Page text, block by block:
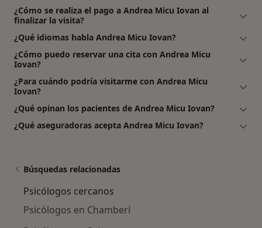
¿Cómo se realiza el pago a Andrea Micu Iovan al
finalizar la visita?
¿Qué idiomas habla Andrea Micu Iovan?
¿Cómo puedo reservar una cita con Andrea Micu
Iovan?
¿Para cuándo podría visitarme con Andrea Micu
Iovan?
¿Qué opinan los pacientes de Andrea Micu Iovan?
¿Qué aseguradoras acepta Andrea Micu Iovan?
Búsquedas relacionadas
Psicólogos cercanos
Psicólogos en Chamberí